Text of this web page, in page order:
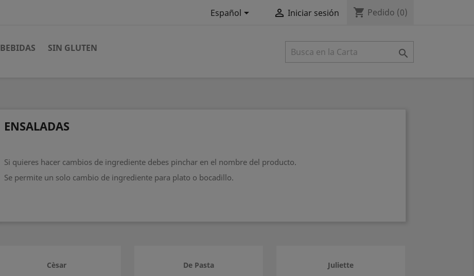
Español  Iniciar sesión shopping_cart Pedido (0)
BEBIDAS SIN GLUTEN 
ENSALADAS
Si quieres hacer cambios de ingrediente debes pinchar en el nombre del producto.
Se permite un solo cambio de ingrediente para plato o bocadillo.
Cèsar De Pasta Juliette